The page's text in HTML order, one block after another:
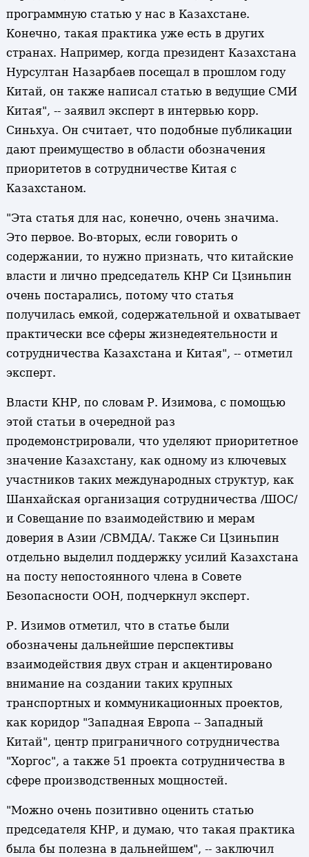
программную статью у нас в Казахстане.
Конечно, такая практика уже есть в других
странах. Например, когда президент Казахстана
Нурсултан Назарбаев посещал в прошлом году
Китай, он также написал статью в ведущие СМИ
Китая", -- заявил эксперт в интервью корр.
Синьхуа. Он считает, что подобные публикации
дают преимущество в области обозначения
приоритетов в сотрудничестве Китая с
Казахстаном.
"Эта статья для нас, конечно, очень значима.
Это первое. Во-вторых, если говорить о
содержании, то нужно признать, что китайские
власти и лично председатель КНР Си Цзиньпин
очень постарались, потому что статья
получилась емкой, содержательной и охватывает
практически все сферы жизнедеятельности и
сотрудничества Казахстана и Китая", -- отметил
эксперт.
Власти КНР, по словам Р. Изимова, с помощью
этой статьи в очередной раз
продемонстрировали, что уделяют приоритетное
значение Казахстану, как одному из ключевых
участников таких международных структур, как
Шанхайская организация сотрудничества /ШОС/
и Совещание по взаимодействию и мерам
доверия в Азии /СВМДА/. Также Си Цзиньпин
отдельно выделил поддержку усилий Казахстана
на посту непостоянного члена в Совете
Безопасности ООН, подчеркнул эксперт.
Р. Изимов отметил, что в статье были
обозначены дальнейшие перспективы
взаимодействия двух стран и акцентировано
внимание на создании таких крупных
транспортных и коммуникационных проектов,
как коридор "Западная Европа -- Западный
Китай", центр приграничного сотрудничества
"Хоргос", а также 51 проекта сотрудничества в
сфере производственных мощностей.
"Можно очень позитивно оценить статью
председателя КНР, и думаю, что такая практика
была бы полезна в дальнейшем", -- заключил